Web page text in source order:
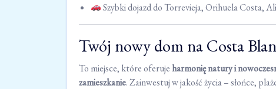
Szybki dojazd do Torrevieja, Orihuela Costa,
Twój nowy dom na Costa
To miejsce, które oferujeharmonię natury i
zamieszkanie. Zainwestuj w jakość życia – słońce,